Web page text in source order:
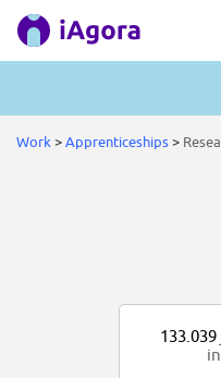
Work >Apprenticeships>
133.039
in